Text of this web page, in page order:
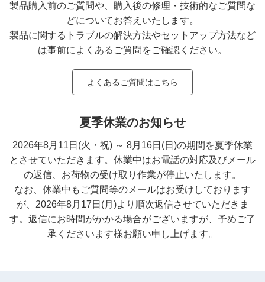
製品購入前のご質問や、購入後の修理・技術的なご質問な
どについてお答えいたします。
製品に関するトラブルの解決方法やセットアップ方法など
は事前によくあるご質問をご確認ください。
よくあるご質問はこちら
夏季休業のお知らせ
2026年8月11日(火・祝) ～ 8月16日(日)の期間を夏季休業
とさせていただきます。休業中はお電話の対応及びメール
の返信、お荷物の受け取り作業が停止いたします。
なお、休業中もご質問等のメールはお受けしております
が、2026年8月17日(月)より順次返信させていただきま
す。返信にお時間がかかる場合がございますが、予めご了
承くださいます様お願い申し上げます。